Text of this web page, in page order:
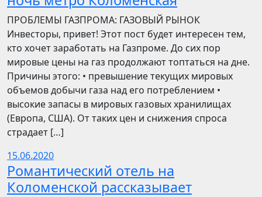
ПРОБЛЕМЫ ГАЗПРОМА: ГАЗОВЫЙ РЫНОК
Инвесторы, привет! Этот пост будет интересен тем,
кто хочет заработать на Газпроме. До сих пор
мировые цены на газ продолжают топтаться на дне.
Причины этого: • превышение текущих мировых
объемов добычи газа над его потреблением •
высокие запасы в мировых газовых хранилищах
(Европа, США). От таких цен и снижения спроса
страдает […]
15.06.2020
Романтический отель на
Коломенской рассказывает